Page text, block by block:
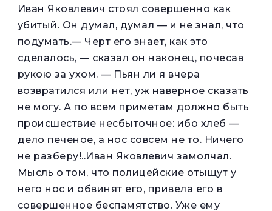
Иван Яковлевич стоял совершенно как
убитый. Он думал, думал — и не знал, что
подумать.— Черт его знает, как это
сделалось, — сказал он наконец, почесав
рукою за ухом. — Пьян ли я вчера
возвратился или нет, уж наверное сказать
не могу. А по всем приметам должно быть
происшествие несбыточное: ибо хлеб —
дело печеное, а нос совсем не то. Ничего
не разберу!..Иван Яковлевич замолчал.
Мысль о том, что полицейские отыщут у
него нос и обвинят его, привела его в
совершенное беспамятство. Уже ему